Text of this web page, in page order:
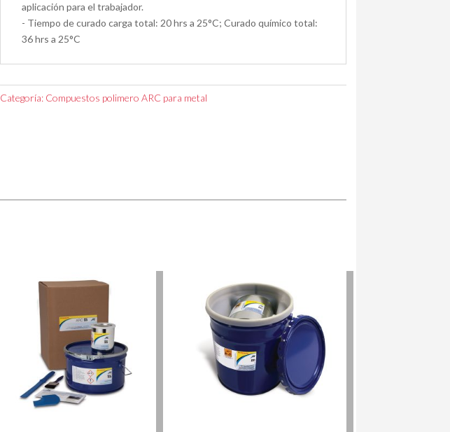
aplicación para el trabajador.
- Tiempo de curado carga total: 20 hrs a 25°C; Curado químico total:
36 hrs a 25°C
Categoría: Compuestos polimero ARC para metal